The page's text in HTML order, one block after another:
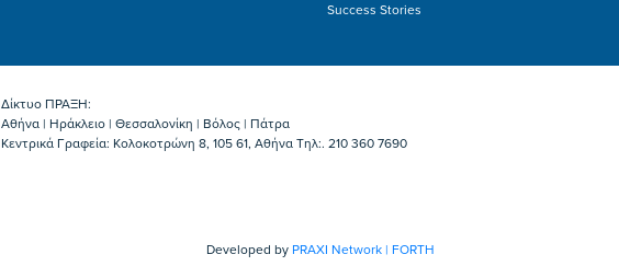
Success Stories
Δίκτυο ΠΡΑΞΗ:
Αθήνα | Ηράκλειο | Θεσσαλονίκη | Βόλος | Πάτρα
Κεντρικά Γραφεία: Kολοκοτρώνη 8, 105 61, Αθήνα Τηλ:. 210 360 7690
Developed by PRAXI Network | FORTH